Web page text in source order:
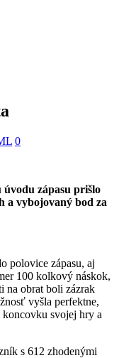
0
zápasu prišlo
a vybojovaný bod za
polovice zápasu, aj
100 kolkový náskok,
na obrat boli zázrak
vyšla perfektne,
svojej hry a
s 612 zhodenými